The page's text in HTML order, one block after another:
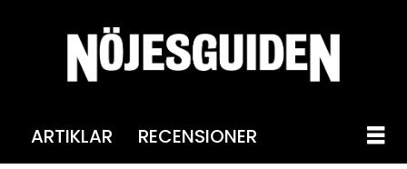
ARTIKLAR RECENSIONER